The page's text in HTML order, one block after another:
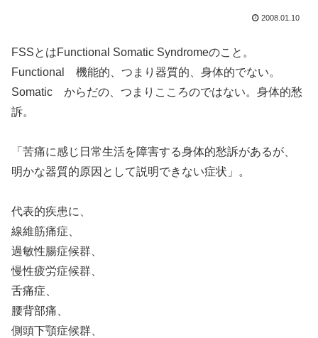
2008.01.10
FSSとはFunctional Somatic Syndromeのこと。
Functional 機能的、つまり器質的、身体的でない。
Somatic からだの、つまりこころのではない。身体的愁
訴。
「苦痛に感じ日常生活を障害する身体的愁訴があるが、
明かな器質的原因として説明できない症状」。
代表的疾患に、
線維筋痛症、
過敏性腸症候群、
慢性疲労症候群、
舌痛症、
腰背部痛、
側頭下顎症候群、